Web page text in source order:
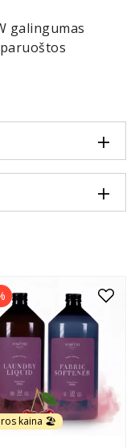
galingumas
kaina 🏖️